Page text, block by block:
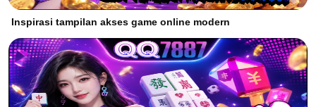
Inspirasi tampilan akses game online modern